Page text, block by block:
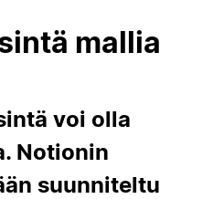
mallia
voi olla
Notionin
suunniteltu